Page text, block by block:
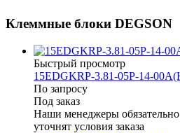
Клеммные блоки DEGSON
Быстрый просмотр
15EDGKRP-3.81-05P-14-
По запросу
Под заказ
Наши менеджеры
уточнят условия заказа